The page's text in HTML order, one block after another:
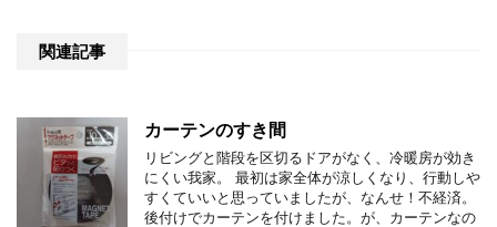
関連記事
カーテンのすき間
リビングと階段を区切るドアがなく、冷暖房が効き
にくい我家。 最初は家全体が涼しくなり、行動しや
すくていいと思っていましたが、なんせ！不経済。
後付けでカーテンを付けました。が、カーテンなの